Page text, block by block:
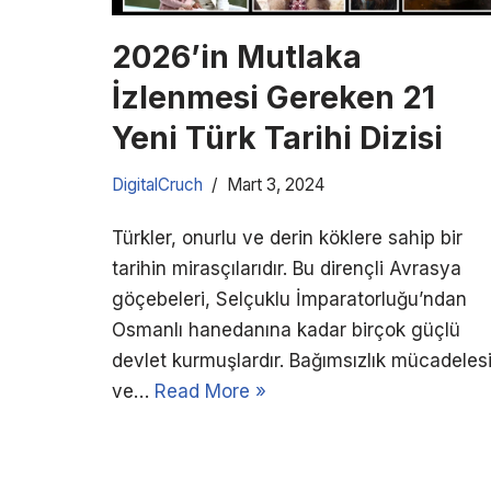
2026’in Mutlaka
İzlenmesi Gereken 21
Yeni Türk Tarihi Dizisi
DigitalCruch Mart 3, 2024
Türkler, onurlu ve derin köklere sahip bir
tarihin mirasçılarıdır. Bu dirençli Avrasya
göçebeleri, Selçuklu İmparatorluğu’ndan
Osmanlı hanedanına kadar birçok güçlü
devlet kurmuşlardır. Bağımsızlık mücadelesi
ve… Read More »